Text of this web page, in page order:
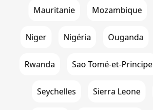
Mauritanie Mozambique
Niger Nigéria Ouganda
Rwanda Sao Tomé-et-Principe
Seychelles Sierra Leone